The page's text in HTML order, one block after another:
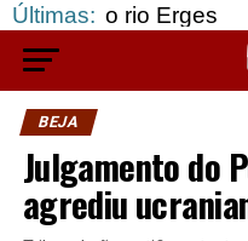
Últimas:
Erges Opinião:
BEJA
Julgamento do
agrediu